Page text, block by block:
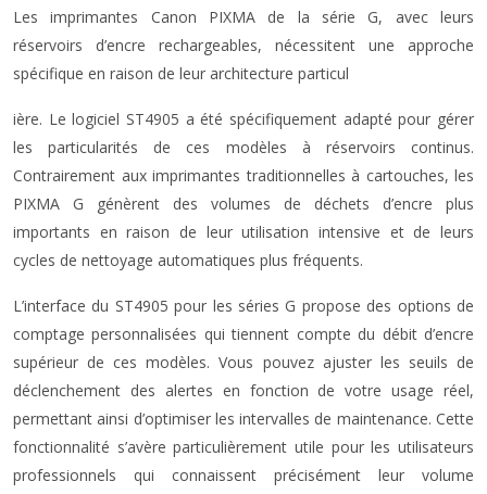
Les imprimantes Canon PIXMA de la série G, avec leurs
réservoirs d’encre rechargeables, nécessitent une approche
spécifique en raison de leur architecture particul
ière. Le logiciel ST4905 a été spécifiquement adapté pour gérer
les particularités de ces modèles à réservoirs continus.
Contrairement aux imprimantes traditionnelles à cartouches, les
PIXMA G génèrent des volumes de déchets d’encre plus
importants en raison de leur utilisation intensive et de leurs
cycles de nettoyage automatiques plus fréquents.
L’interface du ST4905 pour les séries G propose des options de
comptage personnalisées qui tiennent compte du débit d’encre
supérieur de ces modèles. Vous pouvez ajuster les seuils de
déclenchement des alertes en fonction de votre usage réel,
permettant ainsi d’optimiser les intervalles de maintenance. Cette
fonctionnalité s’avère particulièrement utile pour les utilisateurs
professionnels qui connaissent précisément leur volume